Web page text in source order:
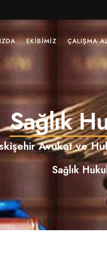
EKIBIMIZ ÇALIŞMA
Sağlık
Avukat ve
Sağlık